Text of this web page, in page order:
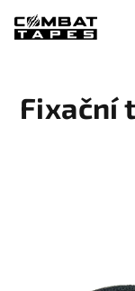
obsah
Fixační